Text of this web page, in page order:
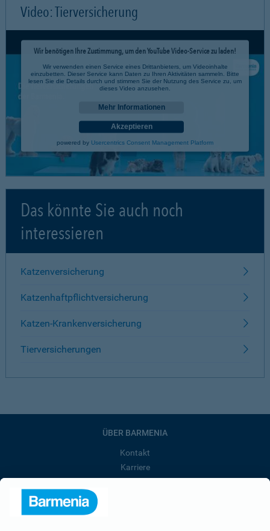
Video: Tierversicherung
Wir benötigen Ihre Zustimmung, um den YouTube Video-Service zu laden!
Wir verwenden einen Service eines Drittanbieters, um Videoinhalte
einzubetten. Dieser Service kann Daten zu Ihren Aktivitäten sammeln. Bitte
lesen Sie die Details durch und stimmen Sie der Nutzung des Service zu, um
dieses Video anzusehen.
Mehr Informationen
Akzeptieren
powered by Usercentrics Consent Management Platform
Das könnte Sie auch noch
interessieren
Katzenversicherung
Katzenhaftpflichtversicherung
Katzen-Krankenversicherung
Tierversicherungen
ÜBER BARMENIA
Kontakt
Karriere